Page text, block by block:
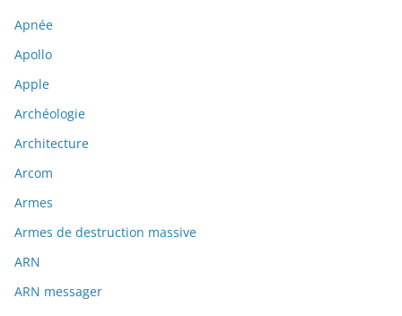
Apnée
Apollo
Apple
Archéologie
Architecture
Arcom
Armes
Armes de destruction massive
ARN
ARN messager